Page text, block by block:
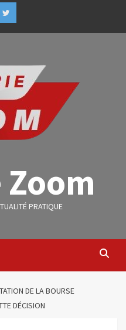
PRATIQUE
DE LA BOURSE
DÉCISION